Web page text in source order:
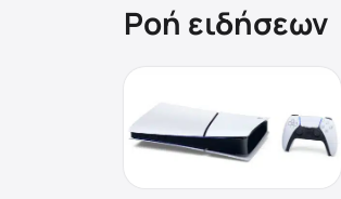
Ροή ειδήσεων